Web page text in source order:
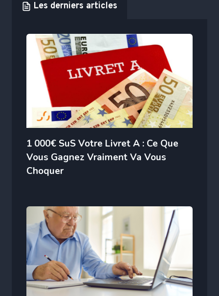
Les derniers articles
1 000€ SuS Votre Livret A : Ce Que
Vous Gagnez Vraiment Va Vous
Choquer